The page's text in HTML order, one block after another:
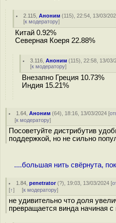
2.115 ,Аноним (115), 22:54, 13/03/
[к модератору]
Китай 0.92%
Северная Коеря 22.88%
3.116 ,Аноним (115), 22:58, 13/03/
[к модератору]
Внезапно Греция 10.73%
Индия 15.21%
1.64 ,Аноним (64), 18:16, 13/03/2024 [
[к модератору]
Посоветуйте дистрибутив
поддержкой, но не сильно
....большая нить свёрнута,
1.84 ,penetrator(?), 19:03, 13/03/2024 [
[↑] [к модератору]
не удивительно что доля
превращается винда начиная с